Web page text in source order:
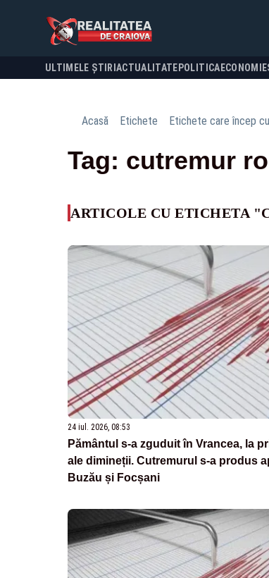
ULTIMELE ȘTIRI ACTUALITATE POLITICA ECONOMIE
Acasă Etichete Etichete care încep
Tag: cutremur
ARTICOLE CU ETICHETA
24 iul. 2026, 08:53
Pământul s-a zguduit în Vrancea, la
ale dimineții. Cutremurul s-a produs
Buzău și Focșani